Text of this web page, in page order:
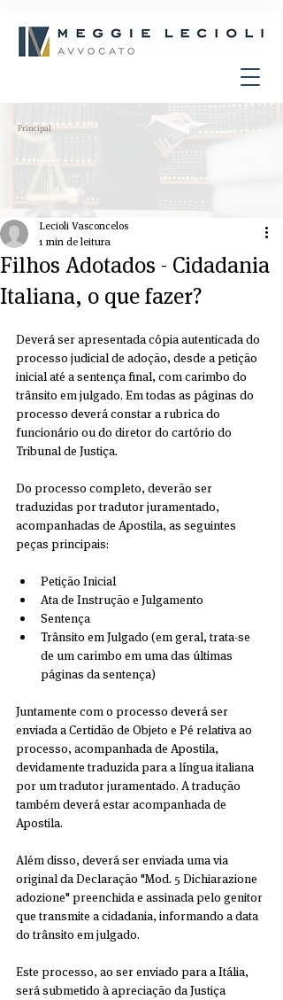
Principal
Filhos Adotados - Cidadania
Italiana, o que fazer?
Lecioli Vasconcelos
1 min de leitura
Deverá ser apresentada cópia autenticada do
processo judicial de adoção, desde a petição
inicial até a sentença final, com carimbo do
trânsito em julgado. Em todas as páginas do
processo deverá constar a rubrica do
funcionário ou do diretor do cartório do
Tribunal de Justiça.
Do processo completo, deverão ser
traduzidas por tradutor juramentado,
acompanhadas de Apostila, as seguintes
peças principais:
Petição Inicial
Ata de Instrução e Julgamento
Sentença
Trânsito em Julgado (em geral, trata-se
de um carimbo em uma das últimas
páginas da sentença)
Juntamente com o processo deverá ser
enviada a Certidão de Objeto e Pé relativa ao
processo, acompanhada de Apostila,
devidamente traduzida para a língua italiana
por um tradutor juramentado. A tradução
também deverá estar acompanhada de
Apostila.
Além disso, deverá ser enviada uma via
original da Declaração "Mod. 5 Dichiarazione
adozione" preenchida e assinada pelo genitor
que transmite a cidadania, informando a data
do trânsito em julgado.
Este processo, ao ser enviado para a Itália,
será submetido à apreciação da Justiça